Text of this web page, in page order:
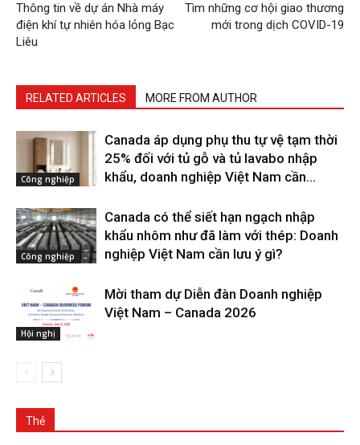
Thông tin về dự án Nhà máy
điện khí tự nhiên hóa lỏng Bạc
Liêu
Tìm những cơ hội giao thương
mới trong dịch COVID-19
RELATED ARTICLES MORE FROM AUTHOR
Công nghiệp
Canada áp dụng phụ thu tự vệ tạm thời
25% đối với tủ gỗ và tủ lavabo nhập
khẩu, doanh nghiệp Việt Nam cần...
Công nghiệp
Canada có thể siết hạn ngạch nhập
khẩu nhôm như đã làm với thép: Doanh
nghiệp Việt Nam cần lưu ý gì?
Hội nghị
Mời tham dự Diễn đàn Doanh nghiệp
Việt Nam – Canada 2026
Thẻ